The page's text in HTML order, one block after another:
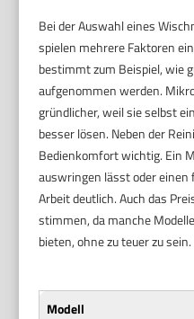
Bei der Auswahl eines
spielen mehrere Faktoren
bestimmt zum Beispiel, wie
aufgenommen werden.
gründlicher, weil sie selbst
besser lösen. Neben der
Bedienkomfort wichtig. Ein
auswringen lässt oder
Arbeit deutlich. Auch das
stimmen, da manche
bieten, ohne zu teuer zu sein.
Modell